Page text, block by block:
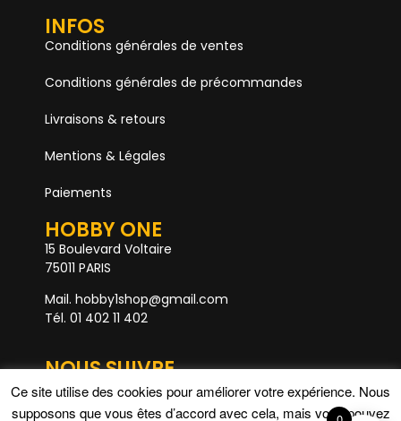
INFOS
Conditions générales de ventes
Conditions générales de précommandes
Livraisons & retours
Mentions & Légales
Paiements
HOBBY ONE
15 Boulevard Voltaire
75011 PARIS
Mail. hobby1shop@gmail.com
Tél. 01 402 11 402
NOUS SUIVRE
Ce site utilise des cookies pour améliorer votre expérience. Nous
supposons que vous êtes d’accord avec cela, mais vous pouvez